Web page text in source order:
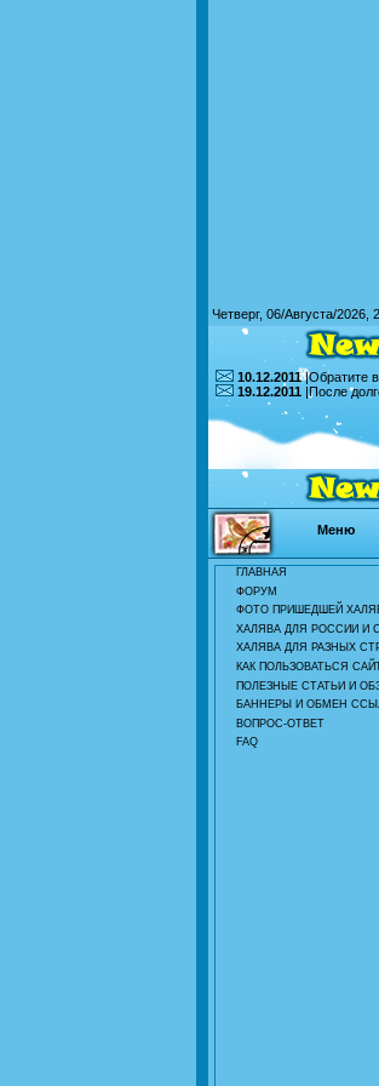
Четверг, 06/Августа/2026,
10.12.2011|Обратите
19.12.2011 |После
Меню
ГЛАВНАЯ
ФОРУМ
ФОТО ПРИШЕДШЕЙ
ХАЛЯВА ДЛЯ РОССИИ И
ХАЛЯВА ДЛЯ РАЗНЫХ
КАК ПОЛЬЗОВАТЬСЯ
ПОЛЕЗНЫЕ СТАТЬИ И
БАННЕРЫ И ОБМЕН
ВОПРОС-ОТВЕТ
FAQ